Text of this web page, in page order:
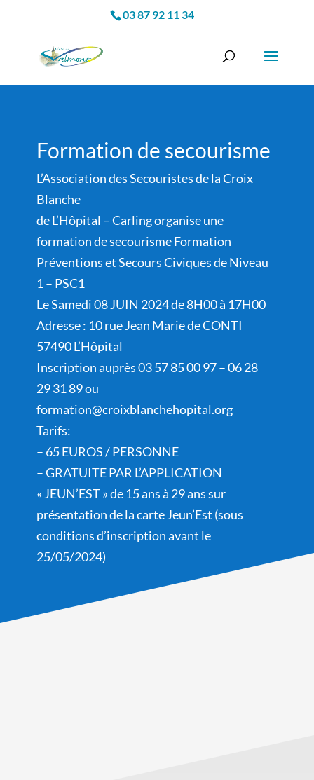
03 87 92 11 34
Formation de secourisme
L’Association des Secouristes de la Croix
Blanche
de L’Hôpital – Carling organise une
formation de secourisme Formation
Préventions et Secours Civiques de Niveau
1 – PSC1
Le Samedi 08 JUIN 2024 de 8H00 à 17H00
Adresse : 10 rue Jean Marie de CONTI
57490 L’Hôpital
Inscription auprès 03 57 85 00 97 – 06 28
29 31 89 ou
formation@croixblanchehopital.org
Tarifs:
– 65 EUROS / PERSONNE
– GRATUITE PAR L’APPLICATION
« JEUN’EST » de 15 ans à 29 ans sur
présentation de la carte Jeun’Est (sous
conditions d’inscription avant le
25/05/2024)